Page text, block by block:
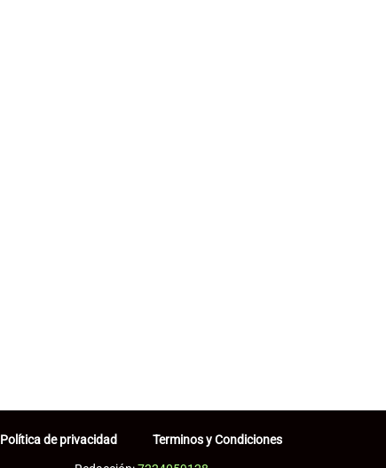
Política de privacidad Terminos y Condiciones